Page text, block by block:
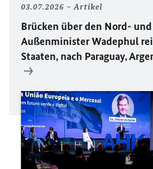
03.07.2026 Artikel
Brücken über den Nord-
Außenminister Wadephul
Staaten, nach Paraguay,